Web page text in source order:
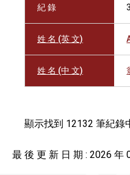
紀 錄
姓 名 (英 文)
姓 名 (中 文)
顯示找到 12132 筆紀錄
最 後 更 新 日 期 : 2026 年